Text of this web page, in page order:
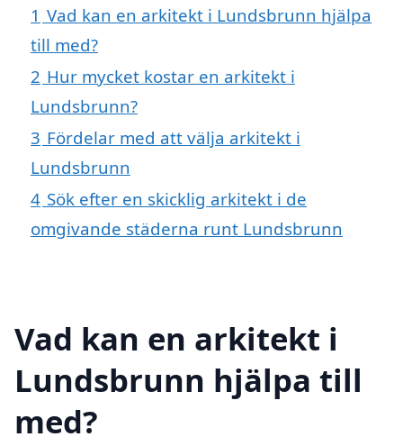
1 Vad kan en arkitekt i Lundsbrunn hjälpa
till med?
2 Hur mycket kostar en arkitekt i
Lundsbrunn?
3 Fördelar med att välja arkitekt i
Lundsbrunn
4 Sök efter en skicklig arkitekt i de
omgivande städerna runt Lundsbrunn
Vad kan en arkitekt i
Lundsbrunn hjälpa till
med?